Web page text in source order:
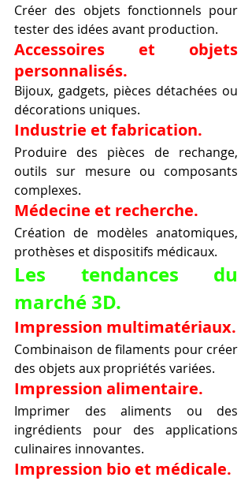
Créer des objets fonctionnels pour
tester des idées avant production.
Accessoires et objets
personnalisés.
Bijoux, gadgets, pièces détachées ou
décorations uniques.
Industrie et fabrication.
Produire des pièces de rechange,
outils sur mesure ou composants
complexes.
Médecine et recherche.
Création de modèles anatomiques,
prothèses et dispositifs médicaux.
Les tendances du
marché 3D.
Impression multimatériaux.
Combinaison de filaments pour créer
des objets aux propriétés variées.
Impression alimentaire.
Imprimer des aliments ou des
ingrédients pour des applications
culinaires innovantes.
Impression bio et médicale.